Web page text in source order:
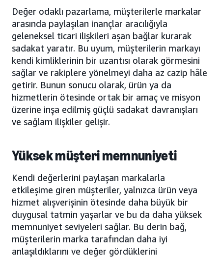
Değer odaklı pazarlama, müşterilerle markalar
arasında paylaşılan inançlar aracılığıyla
geleneksel ticari ilişkileri aşan bağlar kurarak
sadakat yaratır. Bu uyum, müşterilerin markayı
kendi kimliklerinin bir uzantısı olarak görmesini
sağlar ve rakiplere yönelmeyi daha az cazip hâle
getirir. Bunun sonucu olarak, ürün ya da
hizmetlerin ötesinde ortak bir amaç ve misyon
üzerine inşa edilmiş güçlü sadakat davranışları
ve sağlam ilişkiler gelişir.
Yüksek müşteri memnuniyeti
Kendi değerlerini paylaşan markalarla
etkileşime giren müşteriler, yalnızca ürün veya
hizmet alışverişinin ötesinde daha büyük bir
duygusal tatmin yaşarlar ve bu da daha yüksek
memnuniyet seviyeleri sağlar. Bu derin bağ,
müşterilerin marka tarafından daha iyi
anlaşıldıklarını ve değer gördüklerini